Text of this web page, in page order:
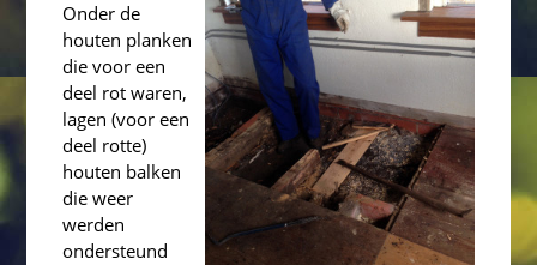
Onder de
houten planken
die voor een
deel rot waren,
lagen (voor een
deel rotte)
houten balken
die weer
werden
ondersteund